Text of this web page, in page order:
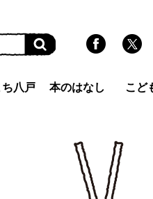
八戸 本のはなし こど